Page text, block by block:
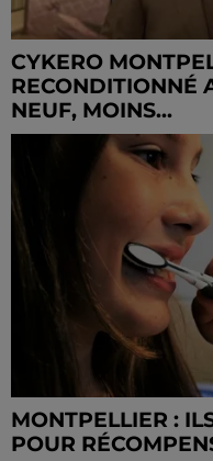
CYKERO
RECONDITIONNÉ
NEUF, MOINS...
MONTPELLIER :
POUR